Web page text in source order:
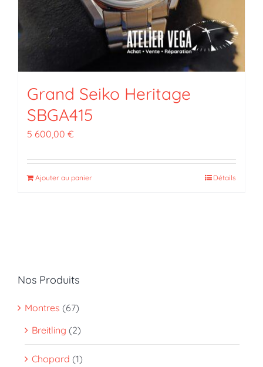
Grand Seiko Heritage
SBGA415
5 600,00 €
Ajouter au panier Détails
Nos Produits
Montres (67)
Breitling (2)
Chopard (1)